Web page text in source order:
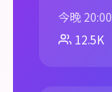
今晚 20:00
12.5K